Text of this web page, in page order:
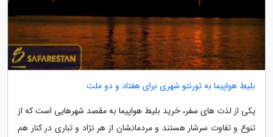
بلیط هواپیما به تورنتو شهری برای هفتاد و دو ملت
یکی از لذت های سفر، خرید بلیط هواپیما به مقصد شهرهایی است که از
تنوع و تفاوت سرشار هستند و مردمانشان از هر نژاد و تباری در کنار هم